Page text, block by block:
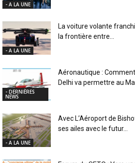
- A LA UNE
- A LA UNE
La voiture volante
la frontière entre...
- DERNIÈRES
NEWS
Aéronautique :
Delhi va permettre au
- A LA UNE
Avec L’Aéroport de
ses ailes avec le futur...